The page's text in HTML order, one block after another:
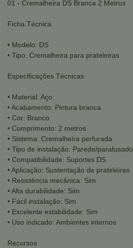
01 - Cremalheira DS Branca 2 Metros
Ficha Técnica
• Modelo: DS
• Tipo: Cremalheira para prateleiras
Especificações Técnicas
• Material: Aço
• Acabamento: Pintura branca
• Cor: Branco
• Comprimento: 2 metros
• Sistema: Cremalheira perfurada
• Tipo de instalação: Parede/parafusado
• Compatibilidade: Suportes DS
• Aplicação: Sustentação de prateleiras
• Resistência mecânica: Sim
• Alta durabilidade: Sim
• Fácil instalação: Sim
• Excelente estabilidade: Sim
• Uso indicado: Ambientes internos
Recursos